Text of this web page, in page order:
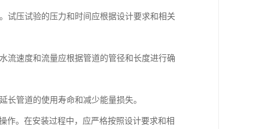
试压试验的压力和时间应根据设计要求和相关
流速度和流量应根据管道的管径和长度进行确
长管道的使用寿命和减少能量损失。
作。在安装过程中，应严格按照设计要求和相